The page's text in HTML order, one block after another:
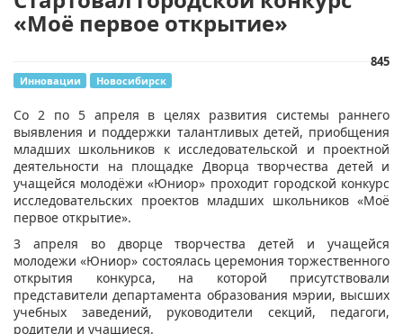
«Моё первое открытие»
845
Инновации Новосибирск
​Со 2 по 5 апреля в целях развития системы раннего
выявления и поддержки талантливых детей, приобщения
младших школьников к исследовательской и проектной
деятельности на площадке Дворца творчества детей и
учащейся молодёжи «Юниор» проходит городской конкурс
исследовательских проектов младших школьников «Моё
первое открытие».
3 апреля во дворце творчества детей и учащейся
молодежи «Юниор» состоялась церемония торжественного
открытия конкурса, на которой присутствовали
представители департамента образования мэрии, высших
учебных заведений, руководители секций, педагоги,
родители и учащиеся.